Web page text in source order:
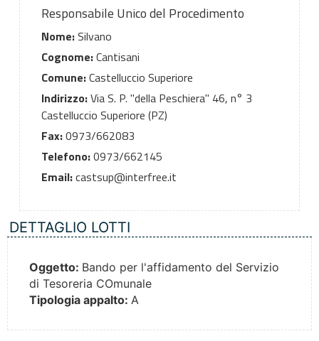
Responsabile Unico del Procedimento
Nome:Silvano
Cognome:Cantisani
Comune:Castelluccio Superiore
Indirizzo:Via S. P. "della Peschiera" 46, n° 3
Castelluccio Superiore (PZ)
Fax:0973/662083
Telefono:0973/662145
Email:castsup@interfree.it
DETTAGLIO LOTTI
Oggetto: Bando per l'affidamento del Servizio
di Tesoreria COmunale
Tipologia appalto: A